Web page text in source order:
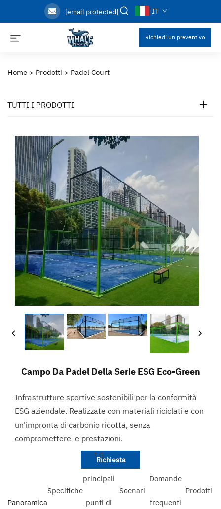
[email protected] IT
Richiedi un preventivo
Home > Prodotti > Padel Court
TUTTI I PRODOTTI
Campo Da Padel Della Serie ESG Eco-Green
Infrastrutture sportive sostenibili per la conformità
ESG aziendale. Realizzate con materiali riciclati e con
un'impronta di carbonio ridotta, senza
compromettere le prestazioni.
Richiesta
Panoramica
Specifiche
I 5
principali
punti di
Scenari
Domande
frequenti
Prodotti